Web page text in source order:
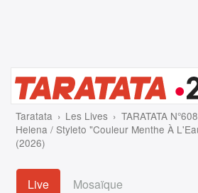
Taratata Les Lives
TARATATA N°608
Helena / Styleto "Couleur Menthe À
(2026)
Live Mosaïque